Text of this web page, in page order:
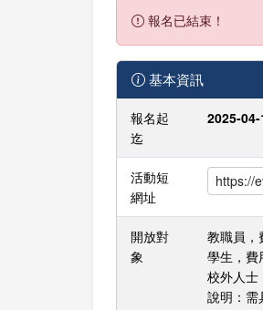
報名已結束！
基本資訊
報名起
迄
2025-
活動短
網址
開放對
象
教職員，
學生，費
校外人士
說明：需